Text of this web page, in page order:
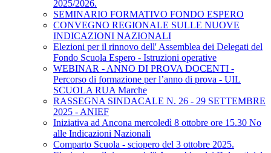
2025/2026.
SEMINARIO FORMATIVO FONDO ESPERO
CONVEGNO REGIONALE SULLE NUOVE
INDICAZIONI NAZIONALI
Elezioni per il rinnovo dell' Assemblea dei Delegati del
Fondo Scuola Espero - Istruzioni operative
WEBINAR - ANNO DI PROVA DOCENTI -
Percorso di formazione per l’anno di prova - UIL
SCUOLA RUA Marche
RASSEGNA SINDACALE N. 26 - 29 SETTEMBRE
2025 - ANIEF
Iniziativa ad Ancona mercoledì 8 ottobre ore 15.30 No
alle Indicazioni Nazionali
Comparto Scuola - sciopero del 3 ottobre 2025.